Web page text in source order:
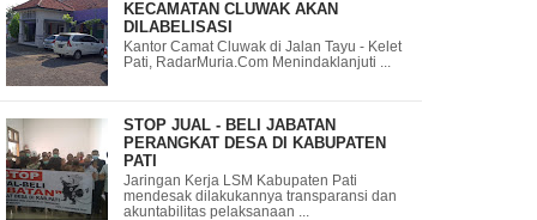
KECAMATAN CLUWAK AKAN
DILABELISASI
Kantor Camat Cluwak di Jalan Tayu - Kelet
Pati, RadarMuria.Com Menindaklanjuti ...
STOP JUAL - BELI JABATAN
PERANGKAT DESA DI KABUPATEN
PATI
Jaringan Kerja LSM Kabupaten Pati
mendesak dilakukannya transparansi dan
akuntabilitas pelaksanaan ...